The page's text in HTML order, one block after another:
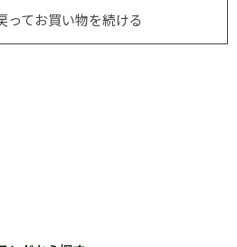
ってお買い物を続ける